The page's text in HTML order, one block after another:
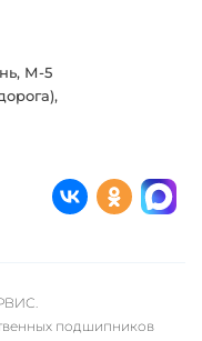
М-5
подшипников